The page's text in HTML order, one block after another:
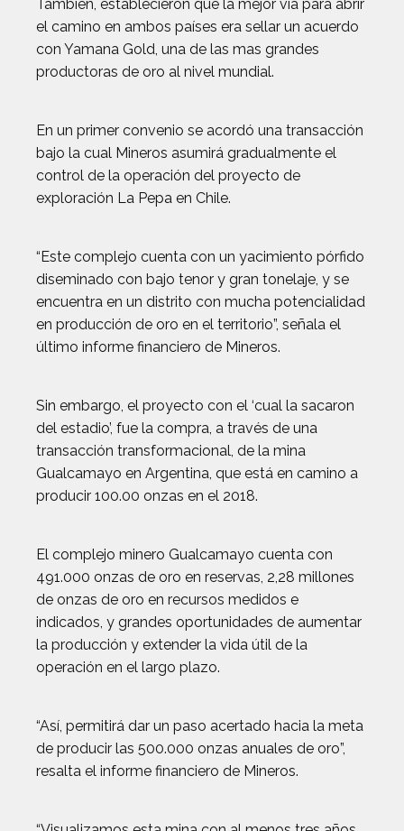
También, establecieron que la mejor vía para abrir
el camino en ambos países era sellar un acuerdo
con Yamana Gold, una de las mas grandes
productoras de oro al nivel mundial.
En un primer convenio se acordó una transacción
bajo la cual Mineros asumirá gradualmente el
control de la operación del proyecto de
exploración La Pepa en Chile.
“Este complejo cuenta con un yacimiento pórfido
diseminado con bajo tenor y gran tonelaje, y se
encuentra en un distrito con mucha potencialidad
en producción de oro en el territorio”, señala el
último informe financiero de Mineros.
Sin embargo, el proyecto con el ‘cual la sacaron
del estadio’, fue la compra, a través de una
transacción transformacional, de la mina
Gualcamayo en Argentina, que está en camino a
producir 100.00 onzas en el 2018.
El complejo minero Gualcamayo cuenta con
491.000 onzas de oro en reservas, 2,28 millones
de onzas de oro en recursos medidos e
indicados, y grandes oportunidades de aumentar
la producción y extender la vida útil de la
operación en el largo plazo.
“Así, permitirá dar un paso acertado hacia la meta
de producir las 500.000 onzas anuales de oro”,
resalta el informe financiero de Mineros.